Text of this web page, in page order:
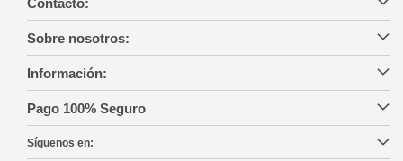
Sobre nosotros:
Información:
Pago 100% Seguro
Síguenos en: